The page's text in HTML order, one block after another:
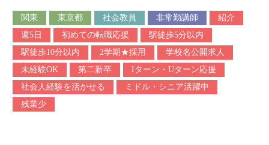
関東 東京都 社会教員 非常勤講師
紹介
週5日
初めての転職応援
駅徒歩5分以内
駅徒歩10分以内
2学期★採用
学校名公開求人
未経験OK
第二新卒
Iターン・Uターン応援
社会人経験を活かせる
ミドル・シニア活躍中
残業少